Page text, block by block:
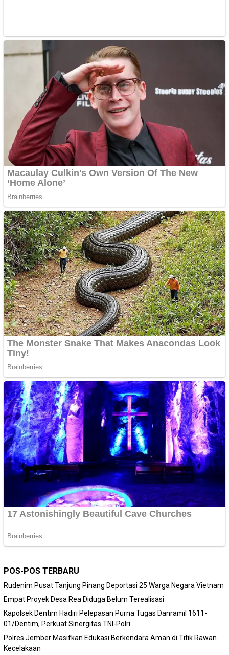
POS-POS TERBARU
Rudenim Pusat Tanjung Pinang Deportasi 25 Warga Negara Vietnam
Empat Proyek Desa Rea Diduga Belum Terealisasi
Kapolsek Dentim Hadiri Pelepasan Purna Tugas Danramil 1611-
01/Dentim, Perkuat Sinergitas TNI-Polri
Polres Jember Masifkan Edukasi Berkendara Aman di Titik Rawan
Kecelakaan